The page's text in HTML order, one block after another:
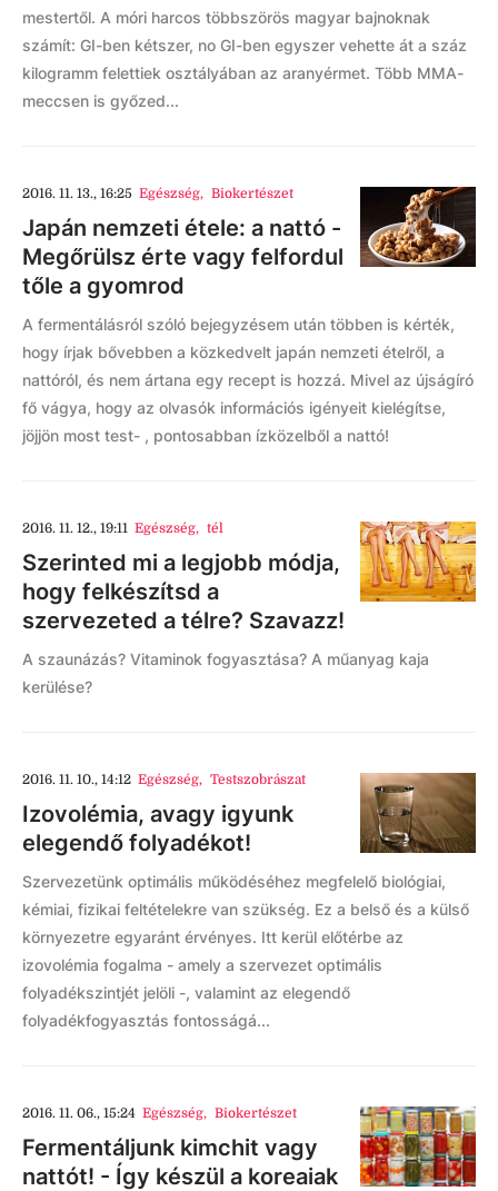
mestertől. A móri harcos többszörös magyar bajnoknak
számít: GI-ben kétszer, no GI-ben egyszer vehette át a száz
kilogramm felettiek osztályában az aranyérmet. Több MMA-
meccsen is győzed...
2016. 11. 13., 16:25 Egészség, Biokertészet
Japán nemzeti étele: a nattó -
Megőrülsz érte vagy felfordul
tőle a gyomrod
A fermentálásról szóló bejegyzésem után többen is kérték,
hogy írjak bővebben a közkedvelt japán nemzeti ételről, a
nattóról, és nem ártana egy recept is hozzá. Mivel az újságíró
fő vágya, hogy az olvasók információs igényeit kielégítse,
jöjjön most test- , pontosabban ízközelből a nattó!
2016. 11. 12., 19:11 Egészség, tél
Szerinted mi a legjobb módja,
hogy felkészítsd a
szervezeted a télre? Szavazz!
A szaunázás? Vitaminok fogyasztása? A műanyag kaja
kerülése?
2016. 11. 10., 14:12 Egészség, Testszobrászat
Izovolémia, avagy igyunk
elegendő folyadékot!
Szervezetünk optimális működéséhez megfelelő biológiai,
kémiai, fizikai feltételekre van szükség. Ez a belső és a külső
környezetre egyaránt érvényes. Itt kerül előtérbe az
izovolémia fogalma - amely a szervezet optimális
folyadékszintjét jelöli -, valamint az elegendő
folyadékfogyasztás fontosságá...
2016. 11. 06., 15:24 Egészség, Biokertészet
Fermentáljunk kimchit vagy
nattót! - Így készül a koreaiak